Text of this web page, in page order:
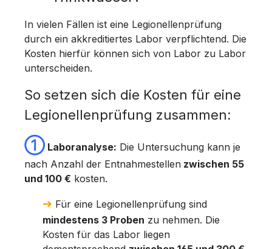
In vielen Fällen ist eine Legionellenprüfung
durch ein akkreditiertes Labor verpflichtend. Die
Kosten hierfür können sich von Labor zu Labor
unterscheiden.
So setzen sich die Kosten für eine
Legionellenprüfung zusammen:
➀ Laboranalyse: Die Untersuchung kann je
nach Anzahl der Entnahmestellen zwischen 55
und 100 € kosten.
➔ Für eine Legionellenprüfung sind
mindestens 3 Proben zu nehmen. Die
Kosten für das Labor liegen